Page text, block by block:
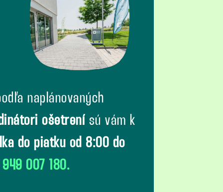
naplánovaných
ošetrení sú vám k
do piatku od 8:00 do
949 007 180.